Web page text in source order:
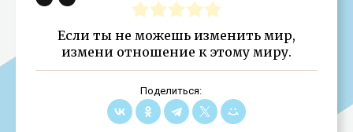
Если ты не можешь изменить мир,
измени отношение к этому миру.
Поделиться: